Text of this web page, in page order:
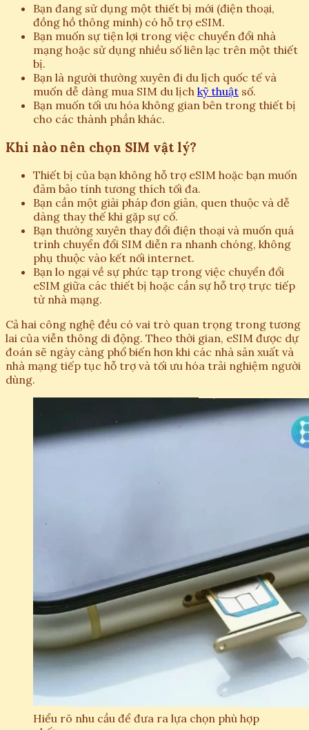
Bạn đang sử dụng một thiết bị mới (điện thoại,
đồng hồ thông minh) có hỗ trợ eSIM.
Bạn muốn sự tiện lợi trong việc chuyển đổi nhà
mạng hoặc sử dụng nhiều số liên lạc trên một thiết
bị.
Bạn là người thường xuyên đi du lịch quốc tế và
muốn dễ dàng mua SIM du lịch kỹ thuật số.
Bạn muốn tối ưu hóa không gian bên trong thiết bị
cho các thành phần khác.
Khi nào nên chọn SIM vật lý?
Thiết bị của bạn không hỗ trợ eSIM hoặc bạn muốn
đảm bảo tính tương thích tối đa.
Bạn cần một giải pháp đơn giản, quen thuộc và dễ
dàng thay thế khi gặp sự cố.
Bạn thường xuyên thay đổi điện thoại và muốn quá
trình chuyển đổi SIM diễn ra nhanh chóng, không
phụ thuộc vào kết nối internet.
Bạn lo ngại về sự phức tạp trong việc chuyển đổi
eSIM giữa các thiết bị hoặc cần sự hỗ trợ trực tiếp
từ nhà mạng.
Cả hai công nghệ đều có vai trò quan trọng trong tương
lai của viễn thông di động. Theo thời gian, eSIM được dự
đoán sẽ ngày càng phổ biến hơn khi các nhà sản xuất và
nhà mạng tiếp tục hỗ trợ và tối ưu hóa trải nghiệm người
dùng.
Hiểu rõ nhu cầu để đưa ra lựa chọn phù hợp